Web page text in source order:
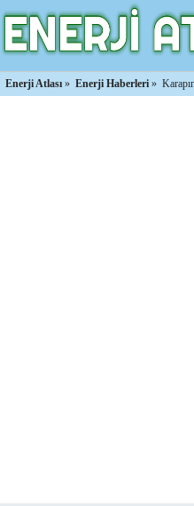
Enerji Atlası » Enerji Haberleri »